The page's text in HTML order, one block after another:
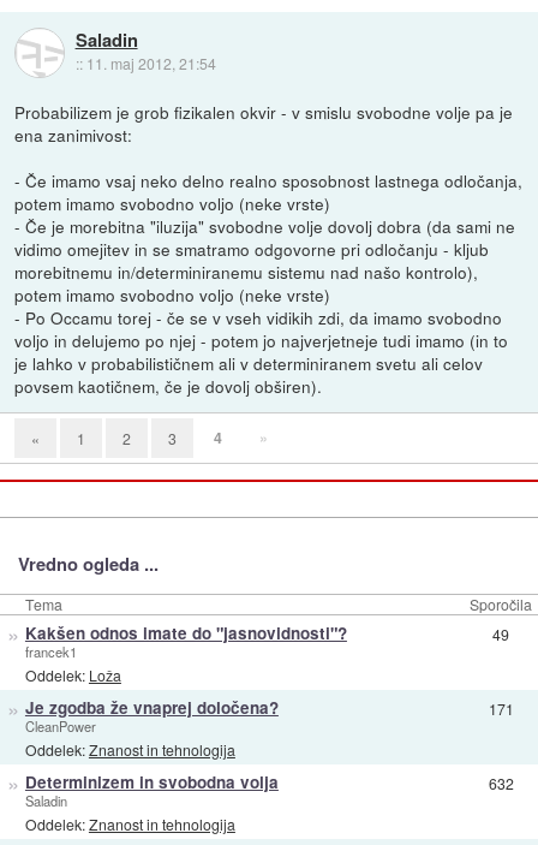
Saladin
:: 11. maj 2012, 21:54
Probabilizem je grob fizikalen okvir - v smislu svobodne volje pa je
ena zanimivost:
- Če imamo vsaj neko delno realno sposobnost lastnega odločanja,
potem imamo svobodno voljo (neke vrste)
- Če je morebitna "iluzija" svobodne volje dovolj dobra (da sami ne
vidimo omejitev in se smatramo odgovorne pri odločanju - kljub
morebitnemu in/determiniranemu sistemu nad našo kontrolo),
potem imamo svobodno voljo (neke vrste)
- Po Occamu torej - če se v vseh vidikih zdi, da imamo svobodno
voljo in delujemo po njej - potem jo najverjetneje tudi imamo (in to
je lahko v probabilističnem ali v determiniranem svetu ali celov
povsem kaotičnem, če je dovolj obširen).
« 1 2 3 4 »
Vredno ogleda ...
Tema Sporočila
» Kakšen odnos imate do "jasnovidnosti"?
francek1
Oddelek: Loža
49
» Je zgodba že vnaprej določena?
CleanPower
Oddelek:Znanost in tehnologija
171
» Determinizem in svobodna volja
Saladin
Oddelek:Znanost in tehnologija
632